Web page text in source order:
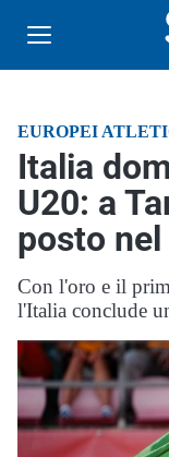
EUROPEI
Italia
U20: a
posto
Con l'oro e il
l'Italia conclude